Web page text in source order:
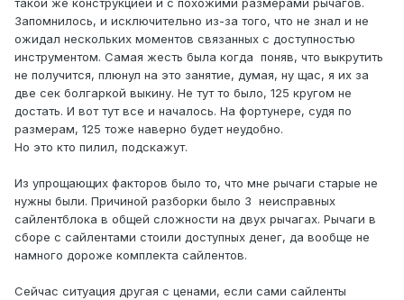
Запомнилось, и исключительно из-за того, что не знал и не
ожидал нескольких моментов связанных с доступностью
инструментом. Самая жесть была когда поняв, что выкрутить
не получится, плюнул на это занятие, думая, ну щас, я их за
две сек болгаркой выкину. Не тут то было, 125 кругом не
достать. И вот тут все и началось. На фортунере, судя по
размерам, 125 тоже наверно будет неудобно.
Но это кто пилил, подскажут.
Из упрощающих факторов было то, что мне рычаги старые не
нужны были. Причиной разборки было 3 неисправных
сайлентблока в общей сложности на двух рычагах. Рычаги в
сборе с сайлентами стоили доступных денег, да вообще не
намного дороже комплекта сайлентов.
Сейчас ситуация другая с ценами, если сами сайленты